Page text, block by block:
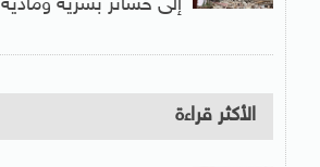
إلى خسائر بشرية ومادية
الأكثر قراءة